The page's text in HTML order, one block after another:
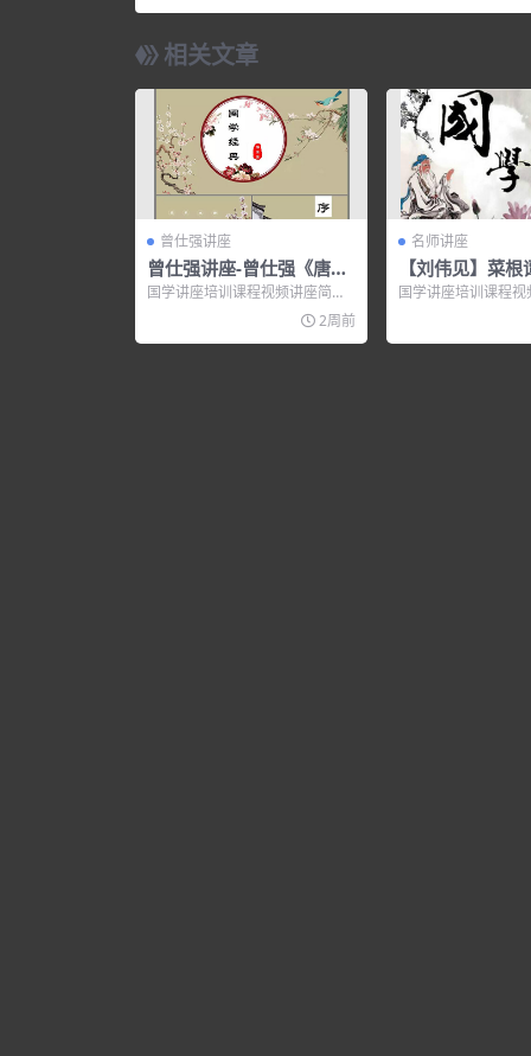
相关文章
曾仕强讲座
曾仕强讲座-曾仕强《唐朝
名将-郭子仪的人生智慧》
国学讲座培训课程视频讲座简
介： 曾仕强讲座 – 曾仕强《唐朝
2周前
名师讲座
【刘伟见】菜根
与应用
国学讲座培训课程视
介： 《菜根谭的智